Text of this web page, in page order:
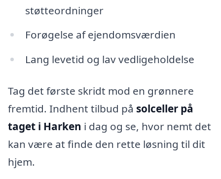
støtteordninger
Forøgelse af ejendomsværdien
Lang levetid og lav vedligeholdelse
Tag det første skridt mod en grønnere
fremtid. Indhent tilbud på solceller på
taget i Harken i dag og se, hvor nemt det
kan være at finde den rette løsning til dit
hjem.